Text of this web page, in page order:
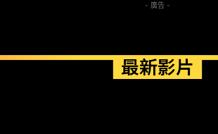
- 廣告 -
最新影片